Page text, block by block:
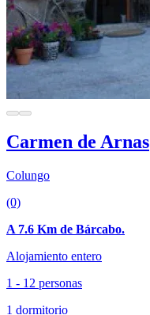
Carmen de Arnas
Colungo
(0)
A 7.6 Km de Bárcabo.
Alojamiento entero
1 - 12 personas
1 dormitorio